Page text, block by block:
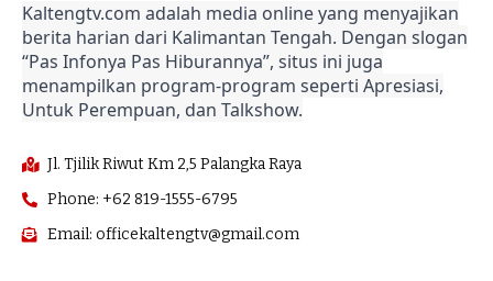
Kaltengtv.com adalah media online yang menyajikan
berita harian dari Kalimantan Tengah. Dengan slogan
“Pas Infonya Pas Hiburannya”, situs ini juga
menampilkan program-program seperti Apresiasi,
Untuk Perempuan, dan Talkshow.
Jl. Tjilik Riwut Km 2,5 Palangka Raya
Phone: +62 819-1555-6795
Email: officekaltengtv@gmail.com